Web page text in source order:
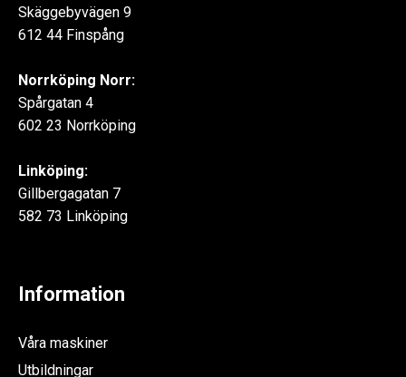
Skäggebyvägen 9
612 44 Finspång
Norrköping Norr:
Spårgatan 4
602 23 Norrköping
Linköping:
Gillbergagatan 7
582 73 Linköping
Information
Våra maskiner
Utbildningar